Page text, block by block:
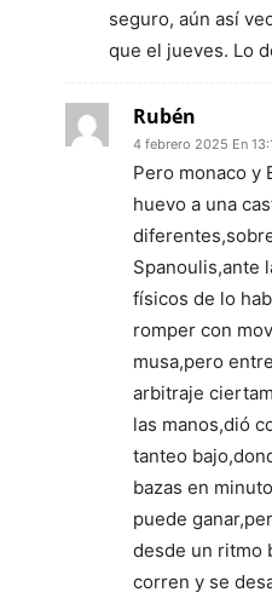
seguro, aún así
que el jueves. Lo
Rubén
4 febrero 2025 En
Pero monaco y
huevo a una
Spanoulis,ante
físicos de lo
romper con
musa,pero
arbitraje
las manos,dió
tanteo
bazas en
puede
desde un ritmo
corren y se